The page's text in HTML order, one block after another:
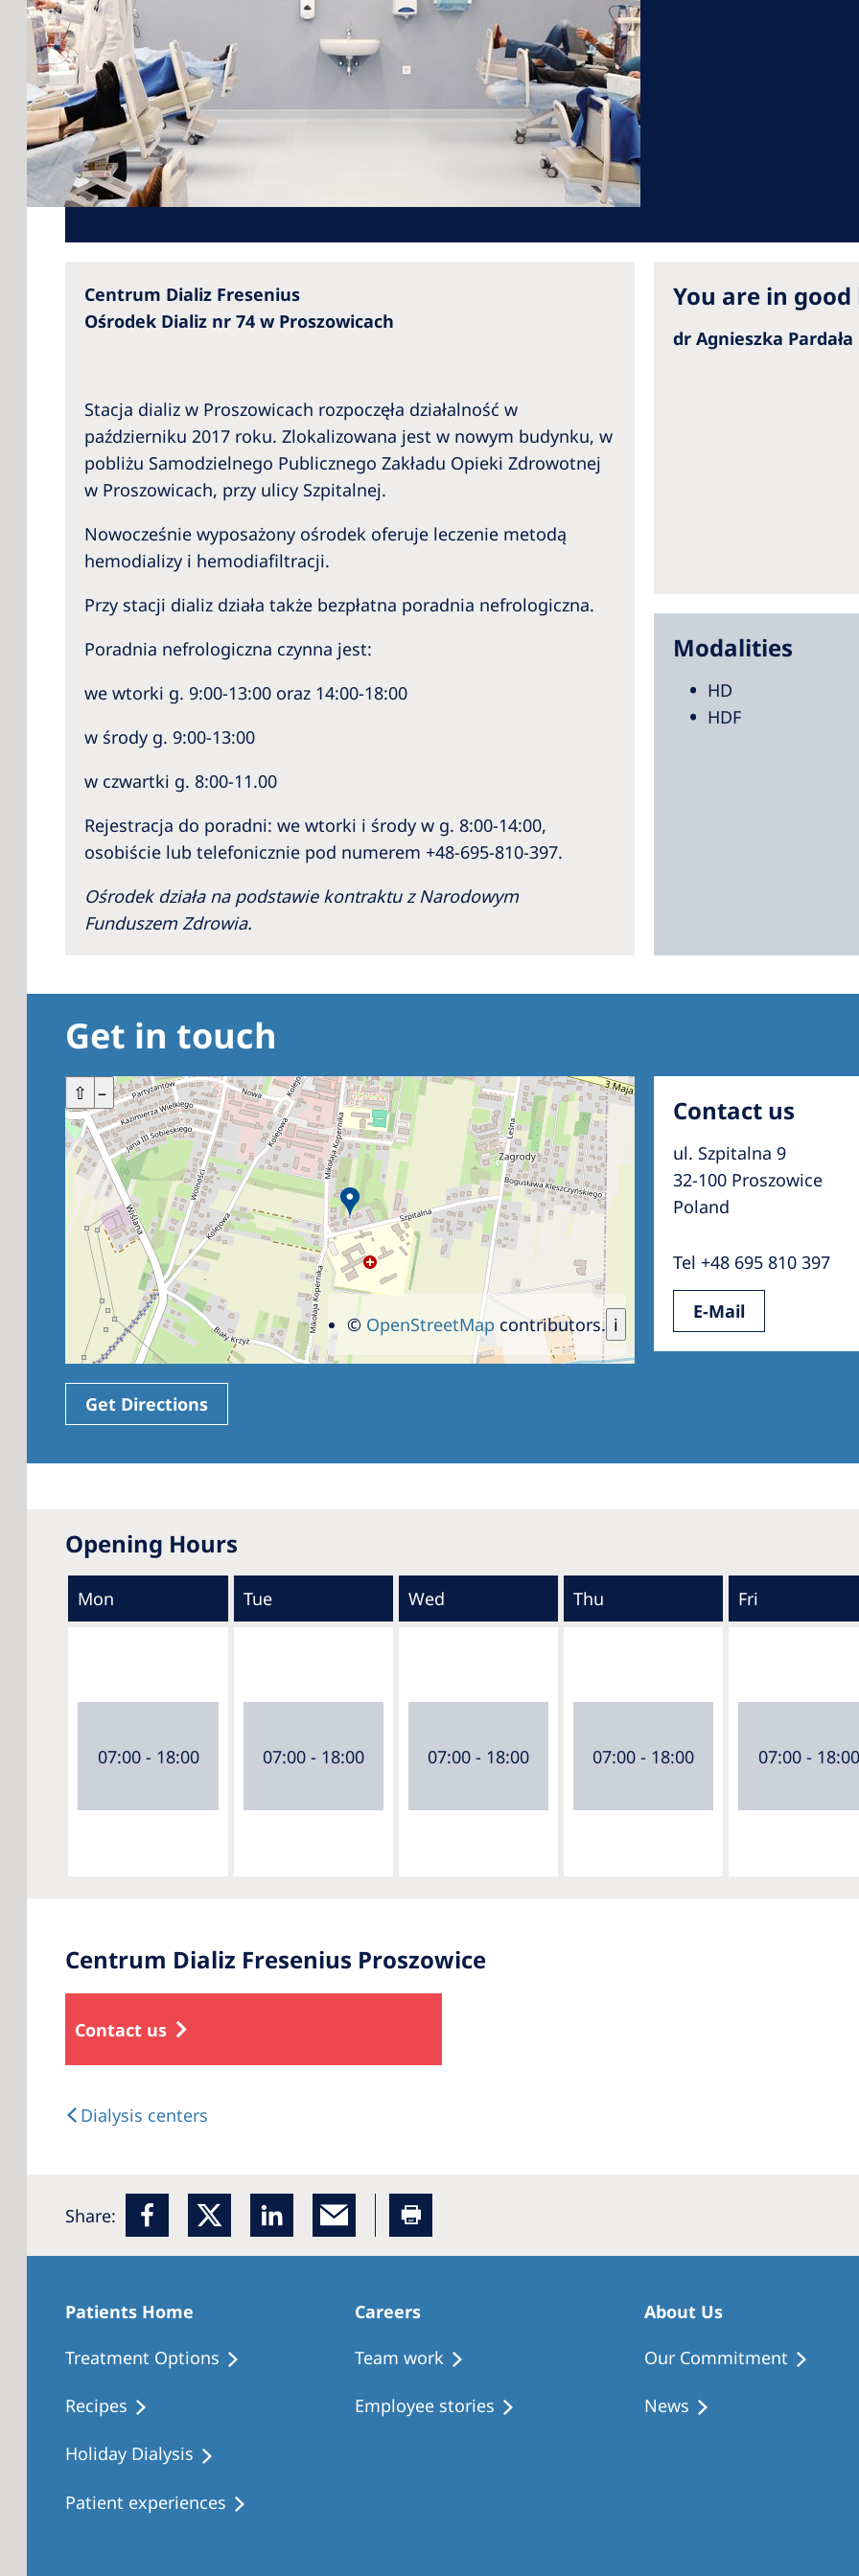
Romania
Russia
Asia Pacific
Asia Pacific
Australia
Philippines
Global Website
Centrum Dializ Fresenius
Ośrodek Dializ nr 74 w Proszowicach
Stacja dializ w Proszowicach rozpoczęła działalność w
październiku 2017 roku. Zlokalizowana jest w nowym budynku, w
pobliżu Samodzielnego Publicznego Zakładu Opieki Zdrowotnej
w Proszowicach, przy ulicy Szpitalnej.
Nowocześnie wyposażony ośrodek oferuje leczenie metodą
hemodializy i hemodiafiltracji.
Przy stacji dializ działa także bezpłatna poradnia nefrologiczna.
Poradnia nefrologiczna czynna jest:
we wtorki g. 9:00-13:00 oraz 14:00-18:00
w środy g. 9:00-13:00
w czwartki g. 8:00-11.00
Rejestracja do poradni: we wtorki i środy w g. 8:00-14:00,
osobiście lub telefonicznie pod numerem +48-695-810-397.
Ośrodek działa na podstawie kontraktu z Narodowym
Funduszem Zdrowia.
You are in good
dr Agnieszka Pardała
Modalities
HD
HDF
Get in touch
+ –
⇧
i
© OpenStreetMap contributors.
Get Directions
Contact us
ul. Szpitalna 9
32-100 Proszowice
Poland
Tel +48 695 810 397
E-Mail
Opening Hours
Mon Tue Wed Thu Fri
07:00 - 18:00 07:00 - 18:00 07:00 - 18:00 07:00 - 18:00 07:00 - 18:00
Centrum Dializ Fresenius Proszowice
Contact us
Dialysis centers
Share:
Patients Home
Treatment Options
Recipes
Holiday Dialysis
Patient experiences
Careers
Team work
Employee stories
About Us
Our Commitment
News